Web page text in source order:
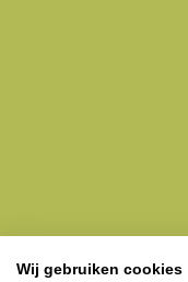
Wij gebruiken cookies